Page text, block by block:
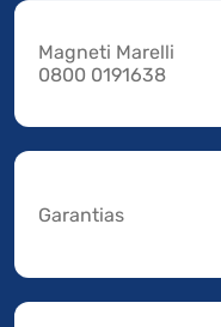
Magneti Marelli
0800 0191638
Garantias